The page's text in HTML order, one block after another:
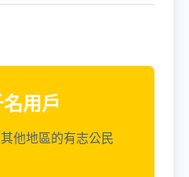
用戶
他地區的有志公民